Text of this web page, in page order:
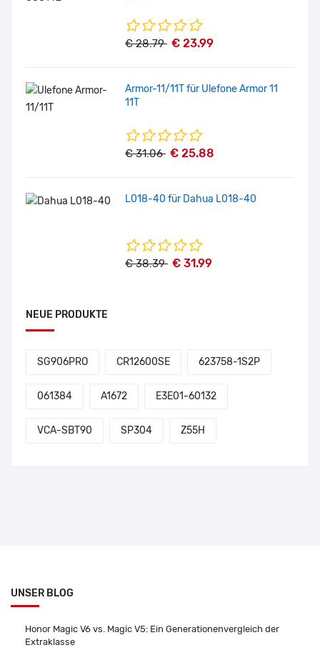
€ 28.79 € 23.99
Armor-11/11T für Ulefone Armor 11
11T
€ 31.06 € 25.88
L018-40 für Dahua L018-40
€ 38.39 € 31.99
NEUE PRODUKTE
SG906PRO CR12600SE 623758-1S2P
061384 A1672 E3E01-60132
VCA-SBT90 SP304 Z55H
UNSER BLOG
Honor Magic V6 vs. Magic V5: Ein Generationenvergleich der
Extraklasse